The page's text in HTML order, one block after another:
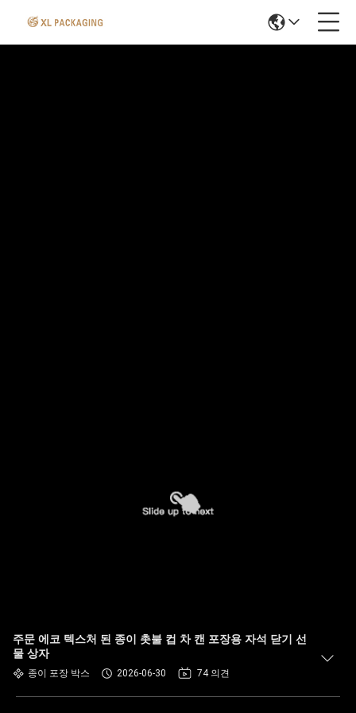
주문 에코 텍스처 된 종이 촛불 컵 차 캔 포장용 자석 닫기 선
물 상자
종이 포장 박스 2026-06-30 74 의견